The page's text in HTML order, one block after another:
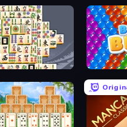
Bubble